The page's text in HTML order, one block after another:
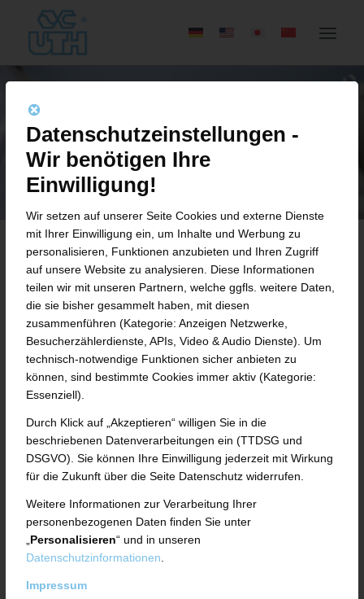
DIE ÄRZTE FÜR AFRIKA E. V.
Rettet Leben: Sauerstoffanlage für Ghana
Die Ärzte für Afrika ist e. V. ist ein
gemeinnütziger Verein, der es sich es zum Ziel
Menschen in Afrika nachhaltig zu verbessern. Ein
aktuelles Projekt ist beispielsweise die
Erweiterung der Sauerstoffanlage im St. Dominic
´s Hospital in Akwatia/Ghana.
Eine richtig dosierte Sauerstoffgabe an
Patienten kann lebensnotwendig sein
Leben retten. Schwerstkranke
Datenschutzeinstellungen -
Wir benötigen Ihre
Einwilligung!
Wir setzen auf unserer Seite Cookies und externe Dienste
mit Ihrer Einwilligung ein, um Inhalte und Werbung zu
personalisieren, Funktionen anzubieten und Ihren Zugriff
auf unsere Website zu analysieren. Diese Informationen
teilen wir mit unseren Partnern, welche ggfls. weitere Daten,
die sie bisher gesammelt haben, mit diesen
zusammenführen (Kategorie: Anzeigen Netzwerke,
Besucherzählerdienste, APIs, Video & Audio Dienste). Um
technisch-notwendige Funktionen sicher anbieten zu
können, sind bestimmte Cookies immer aktiv (Kategorie:
Essenziell).
Durch Klick auf „Akzeptieren“ willigen Sie in die
beschriebenen Datenverarbeitungen ein (TTDSG und
DSGVO). Sie können Ihre Einwilligung jederzeit mit Wirkung
für die Zukunft über die Seite Datenschutz widerrufen.
Weitere Informationen zur Verarbeitung Ihrer
personenbezogenen Daten finden Sie unter
„Personalisieren“ und in unseren
Datenschutzinformationen.
Impressum